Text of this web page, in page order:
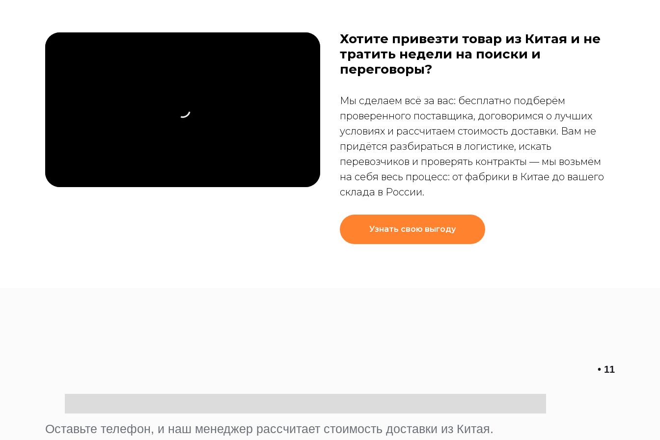
Хотите привезти товар из Китая и не
тратить недели на поиски и
переговоры?
Мы сделаем всё за вас: бесплатно подберём
проверенного поставщика, договоримся о лучших
условиях и рассчитаем стоимость доставки. Вам не
придётся разбираться в логистике, искать
перевозчиков и проверять контракты — мы возьмём
на себя весь процесс: от фабрики в Китае до вашего
склада в России.
Узнать свою выгоду
• 11
Оставьте телефон, и наш менеджер рассчитает стоимость доставки из Китая.